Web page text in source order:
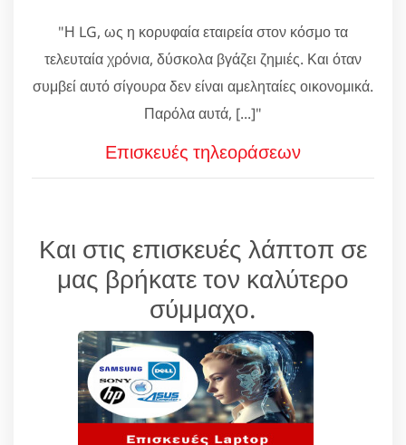
"Η LG, ως η κορυφαία εταιρεία στον κόσμο τα
τελευταία χρόνια, δύσκολα βγάζει ζημιές. Και όταν
συμβεί αυτό σίγουρα δεν είναι αμεληταίες οικονομικά.
Παρόλα αυτά, [...]"
Επισκευές τηλεοράσεων
Και στις επισκευές λάπτοπ σε
μας βρήκατε τον καλύτερο
σύμμαχο.